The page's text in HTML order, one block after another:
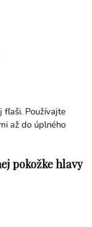
fľaši. Používajte
až do úplného
pokožke hlavy